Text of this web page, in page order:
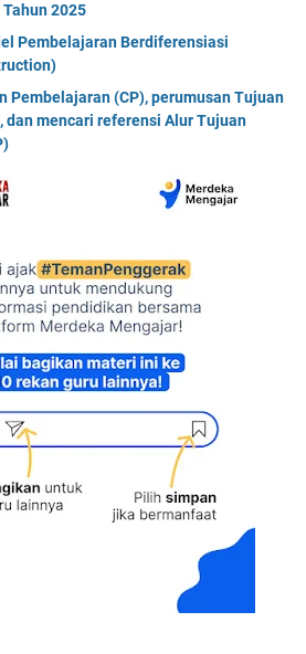
2025
Pembelajaran Berdiferensiasi
Pembelajaran (CP), perumusan Tujuan
dan mencari referensi Alur Tujuan